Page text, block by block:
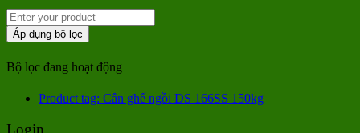
Áp dụng bộ lọc
Bộ lọc đang hoạt động
Product tag: Cân ghế ngồi DS 166SS 150kg
Login